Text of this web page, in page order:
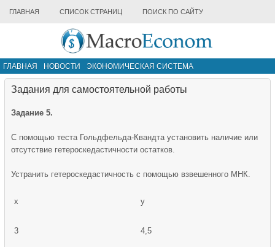
ГЛАВНАЯ СПИСОК СТРАНИЦ ПОИСК ПО САЙТУ
ГЛАВНАЯ НОВОСТИ
ЭКОНОМИЧЕСКАЯ СИСТЕМА
ИНФРАСТРУКТУРА РЫНКА
Задания для самостоятельной работы
Задание 5.
С помощью теста Гольдфельда-Квандта установить наличие или
отсутствие гетероскедастичности остатков.
Устранить гетероскедастичность с помощью взвешенного МНК.
x y
3 4,5